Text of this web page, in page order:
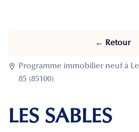
← Retour

Programme immobilier neuf à
85 (85100)
LES SABLES